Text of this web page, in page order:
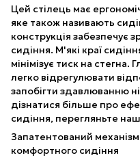
Цей стілець має
яке також називають
конструкція забезпечує
сидіння. М'які краї
мінімізує тиск на
легко відрегулювати
запобігти здавлюванню
дізнатися більше про
сидіння, перегляньте
Запатентований
комфортного сидіння